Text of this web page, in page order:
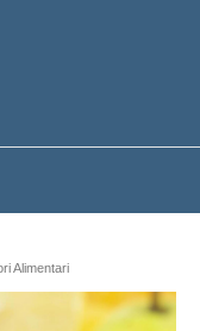
Alimentari